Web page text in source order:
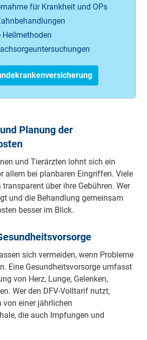
für Krankheit und OPs
Heilmethoden
Planung der
und Tierärzten lohnt sich ein
allem bei planbaren Eingriffen. Viele
über ihre Gebühren. Wer
und die Behandlung gemeinsam
besser im Blick.
sich vermeiden, wenn Probleme
Eine Gesundheitsvorsorge umfasst
von Herz, Lunge, Gelenken,
Wer den DFV-Volltarif nutzt,
einer jährlichen
die auch Impfungen und